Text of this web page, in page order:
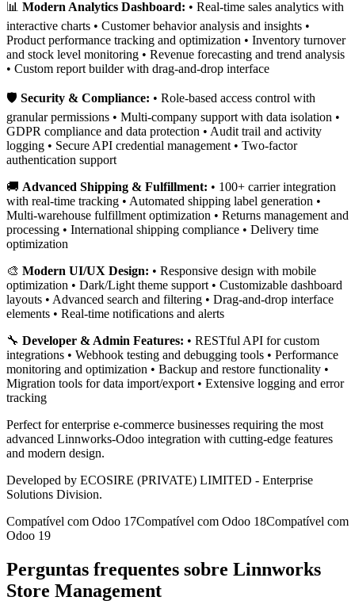
📊 Modern Analytics Dashboard: • Real-time sales analytics with
interactive charts • Customer behavior analysis and insights •
Product performance tracking and optimization • Inventory turnover
and stock level monitoring • Revenue forecasting and trend analysis
• Custom report builder with drag-and-drop interface
🛡️ Security & Compliance: • Role-based access control with
granular permissions • Multi-company support with data isolation •
GDPR compliance and data protection • Audit trail and activity
logging • Secure API credential management • Two-factor
authentication support
🚚 Advanced Shipping & Fulfillment: • 100+ carrier integration
with real-time tracking • Automated shipping label generation •
Multi-warehouse fulfillment optimization • Returns management and
processing • International shipping compliance • Delivery time
optimization
🎨 Modern UI/UX Design: • Responsive design with mobile
optimization • Dark/Light theme support • Customizable dashboard
layouts • Advanced search and filtering • Drag-and-drop interface
elements • Real-time notifications and alerts
🔧 Developer & Admin Features: • RESTful API for custom
integrations • Webhook testing and debugging tools • Performance
monitoring and optimization • Backup and restore functionality •
Migration tools for data import/export • Extensive logging and error
tracking
Perfect for enterprise e-commerce businesses requiring the most
advanced Linnworks-Odoo integration with cutting-edge features
and modern design.
Developed by ECOSIRE (PRIVATE) LIMITED - Enterprise
Solutions Division.
Compatível com Odoo 17Compatível com Odoo 18Compatível com
Odoo 19
Perguntas frequentes sobre Linnworks
Store Management